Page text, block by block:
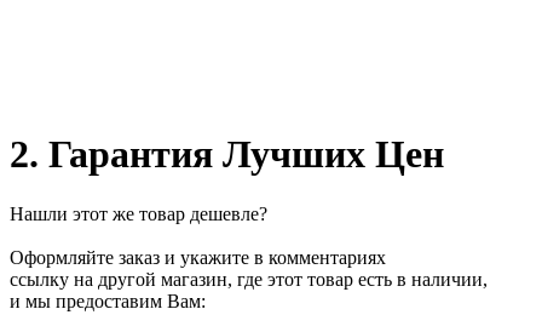
2. Гарантия Лучших Цен
Нашли этот же товар дешевле?
Оформляйте заказ и укажите в комментариях
ссылку на другой магазин, где этот товар есть в наличии,
и мы предоставим Вам: